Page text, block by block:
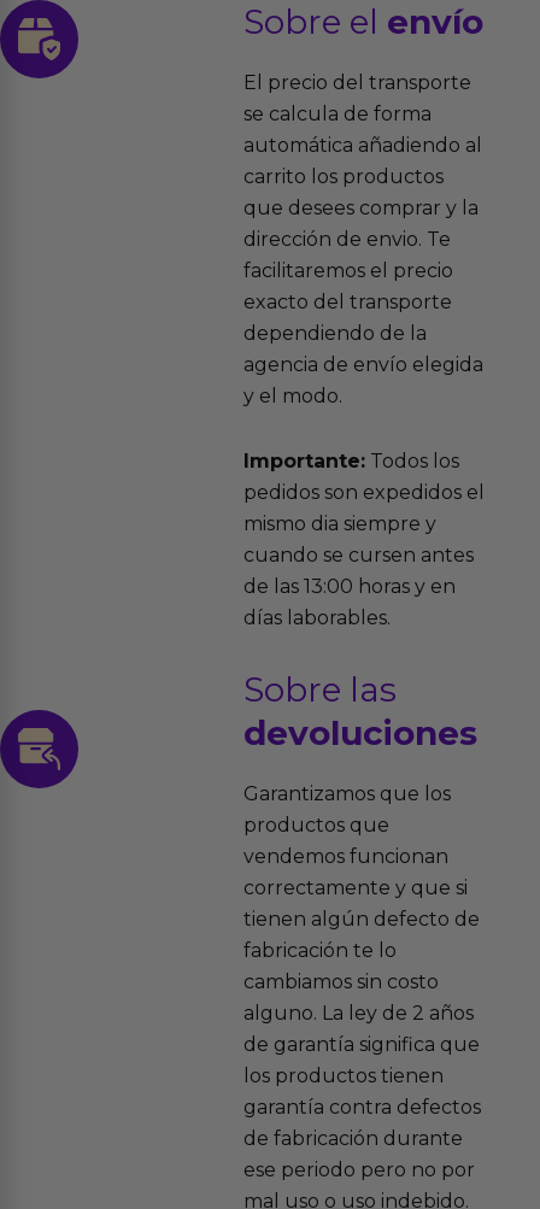
Sobre el envío
El precio del transporte
se calcula de forma
automática añadiendo al
carrito los productos
que desees comprar y la
dirección de envio. Te
facilitaremos el precio
exacto del transporte
dependiendo de la
agencia de envío elegida
y el modo.
Importante:Todos los
pedidos son expedidos el
mismo dia siempre y
cuando se cursen antes
de las 13:00 horas y en
días laborables.
Sobre las
devoluciones
Garantizamos que los
productos que
vendemos funcionan
correctamente y que si
tienen algún defecto de
fabricación te lo
cambiamos sin costo
alguno. La ley de 2 años
de garantía significa que
los productos tienen
garantía contra defectos
de fabricación durante
ese periodo pero no por
mal uso o uso indebido.